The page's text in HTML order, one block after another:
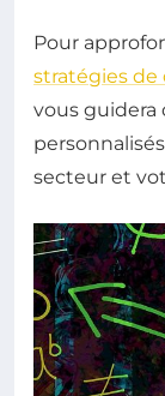
Pour
stratégies
vous guidera
secteur et